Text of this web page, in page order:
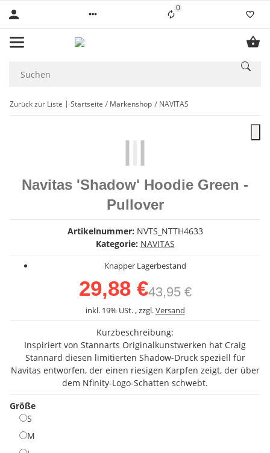
0Liste ist leer
Zurück zur Liste Startseite Markenshop NAVITAS
Navitas 'Shadow' Hoodie Green -
Pullover
Artikelnummer: NVTS_NTTH4633
Kategorie: NAVITAS
Knapper Lagerbestand
29,88 €43,95 €
inkl. 19% USt. , zzgl.Versand
Kurzbeschreibung:
Inspiriert von Stannarts Originalkunstwerken hat Craig
Stannard diesen limitierten Shadow-Druck speziell für
Navitas entworfen, der einen riesigen Karpfen zeigt, der über
dem Nfinity-Logo-Schatten schwebt.
Größe
S
M